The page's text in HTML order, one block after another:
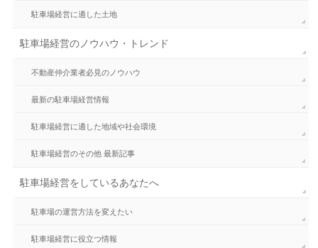
駐車場経営に適した土地
駐車場経営のノウハウ・トレンド
不動産仲介業者必見のノウハウ
最新の駐車場経営情報
駐車場経営に適した地域や社会環境
駐車場経営のその他 最新記事
駐車場経営をしているあなたへ
駐車場の運営方法を変えたい
駐車場経営に役立つ情報